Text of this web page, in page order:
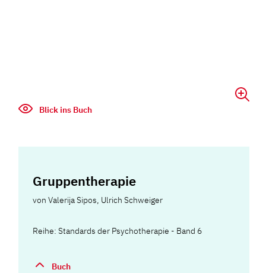
Blick ins Buch
Gruppentherapie
vonValerija Sipos, Ulrich Schweiger
Reihe: Standards der Psychotherapie - Band 6
Buch